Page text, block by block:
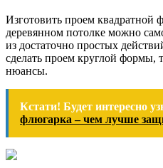
Изготовить проем квадратной
деревянном потолке можно
из достаточно простых
сделать проем круглой формы,
нюансы.
Кстати! Будет интересно
флюгарка – чем лучше